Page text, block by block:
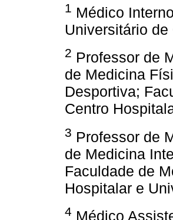
1 Médico
Universitário de
2 Professor de
de Medicina
Desportiva;
Centro
3 Professor de
de Medicina
Faculdade de
Hospitalar e
4 Médico